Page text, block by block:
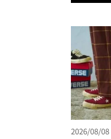
2026/08/08